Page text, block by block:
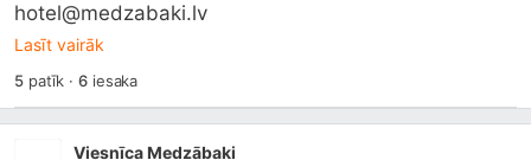
hotel@medzabaki.lv
Lasīt vairāk
5patīk ·6iesaka
Viesnīca Medzābaki